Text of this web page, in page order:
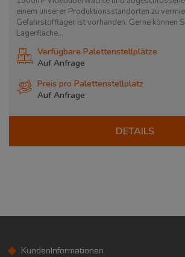
einem unserer Produktionsstandorten zu
Gefahrstofflager ist vorhanden. Gerne können
Lagerfläche...
Verfügbare Palettenstellplätze
Auf Anfrage
Preis pro Palettenstellplatz
Auf Anfrage
DETAILS
KundenInformationen